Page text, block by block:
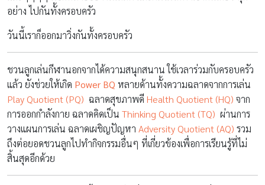
อย่าง ไปกันทั้งครอบครัว
วันนี้เราก็ออกมาวิ่งกันทั้งครอบครัว
ชวนลูกเล่นกีฬานอกจากได้ความสนุกสนาน ใช้เวลาร่วมกับครอบครัว
แล้ว ยังช่วยให้เกิด Power BQ หลายด้านทั้งความฉลาดจากการเล่น
Play Quotient (PQ) ฉลาดสุขภาพดี Health Quotient (HQ) จาก
การออกกำลังกาย ฉลาดคิดเป็น Thinking Quotient (TQ) ผ่านการ
วางแผนการเล่น ฉลาดเผชิญปัญหา Adversity Quotient (AQ) รวม
ถึงต่อยอดชวนลูกไปทำกิจกรรมอื่นๆ ที่เกี่ยวข้องเพื่อการเรียนรู้ที่ไม่
สิ้นสุดอีกด้วย